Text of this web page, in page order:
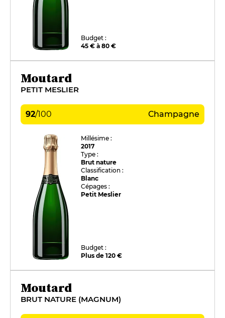
Budget :
45 € à 80 €
Moutard
PETIT MESLIER
92/100 Champagne
Millésime :
2017
Type :
Brut nature
Classification :
Blanc
Cépages :
Petit Meslier
Budget :
Plus de 120 €
Moutard
BRUT NATURE (MAGNUM)